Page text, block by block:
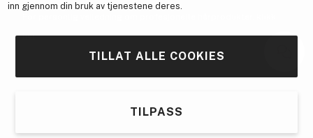
inn gjennom din bruk av tjenestene deres.
TILLAT ALLE COOKIES
TILPASS
her.